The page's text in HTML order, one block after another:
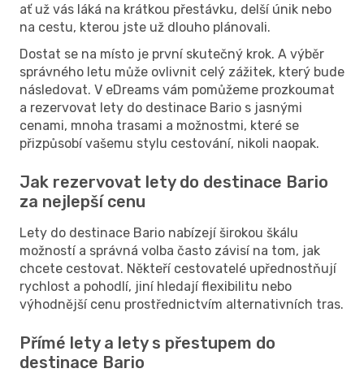
ať už vás láká na krátkou přestávku, delší únik nebo
na cestu, kterou jste už dlouho plánovali.
Dostat se na místo je první skutečný krok. A výběr
správného letu může ovlivnit celý zážitek, který bude
následovat. V eDreams vám pomůžeme prozkoumat
a rezervovat lety do destinace Bario s jasnými
cenami, mnoha trasami a možnostmi, které se
přizpůsobí vašemu stylu cestování, nikoli naopak.
Jak rezervovat lety do destinace Bario
za nejlepší cenu
Lety do destinace Bario nabízejí širokou škálu
možností a správná volba často závisí na tom, jak
chcete cestovat. Někteří cestovatelé upřednostňují
rychlost a pohodlí, jiní hledají flexibilitu nebo
výhodnější cenu prostřednictvím alternativních tras.
Přímé lety a lety s přestupem do
destinace Bario